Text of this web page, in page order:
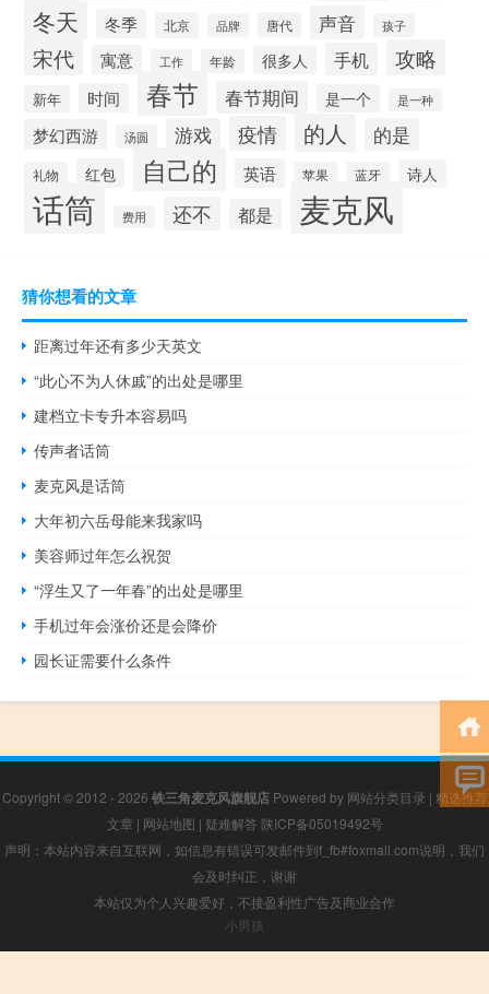
冬天 冬季 北京 品牌 唐代 声音 孩子
宋代 寓意 工作 年龄 很多人 手机 攻略
新年 时间 春节 春节期间 是一个 是一种
梦幻西游 汤圆 游戏 疫情 的人 的是
礼物 红包 自己的 英语 苹果 蓝牙 诗人
话筒 费用 还不 都是 麦克风
猜你想看的文章
距离过年还有多少天英文
“此心不为人休戚”的出处是哪里
建档立卡专升本容易吗
传声者话筒
麦克风是话筒
大年初六岳母能来我家吗
美容师过年怎么祝贺
“浮生又了一年春”的出处是哪里
手机过年会涨价还是会降价
园长证需要什么条件
Copyright © 2012 - 2026 铁三角麦克风旗舰店Powered by 网站分类目录 | 精选推荐
文章 | 网站地图 | 疑难解答 陕ICP备05019492号
声明：本站内容来自互联网，如信息有错误可发邮件到f_fb#foxmail.com说明，我们
会及时纠正，谢谢
本站仅为个人兴趣爱好，不接盈利性广告及商业合作
小男孩